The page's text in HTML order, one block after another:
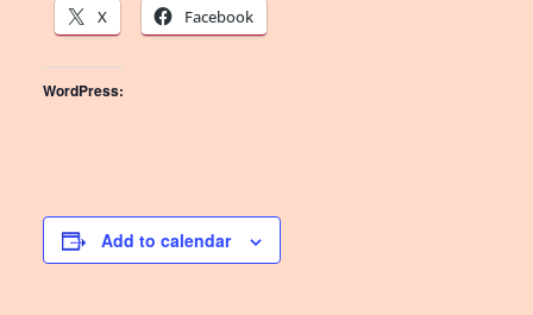
X
Facebook
WordPress:
Add to calendar